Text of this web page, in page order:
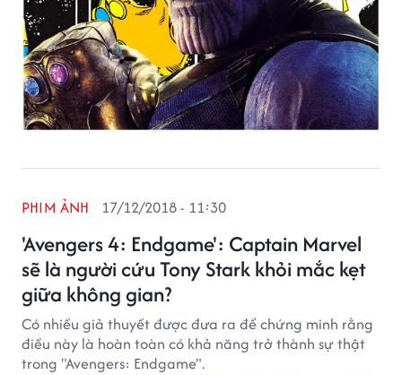
'Avengers 4: Endgame': Captain Marvel
sẽ là người cứu Tony Stark khỏi mắc kẹt
giữa không gian?
PHIM ẢNH 17/12/2018 - 11:30
Có nhiều giả thuyết được đưa ra để chứng minh rằng
điều này là hoàn toàn có khả năng trở thành sự thật
trong "Avengers: Endgame".